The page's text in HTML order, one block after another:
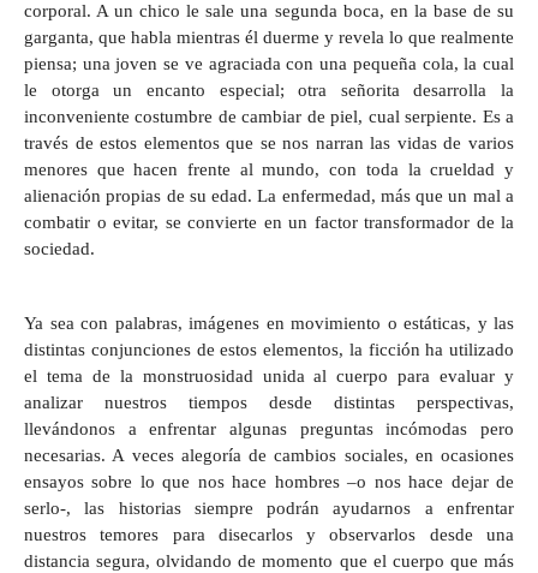
corporal. A un chico le sale una segunda boca, en la base de su
garganta, que habla mientras él duerme y revela lo que realmente
piensa; una joven se ve agraciada con una pequeña cola, la cual
le otorga un encanto especial; otra señorita desarrolla la
inconveniente costumbre de cambiar de piel, cual serpiente. Es a
través de estos elementos que se nos narran las vidas de varios
menores que hacen frente al mundo, con toda la crueldad y
alienación propias de su edad. La enfermedad, más que un mal a
combatir o evitar, se convierte en un factor transformador de la
sociedad.
Ya sea con palabras, imágenes en movimiento o estáticas, y las
distintas conjunciones de estos elementos, la ficción ha utilizado
el tema de la monstruosidad unida al cuerpo para evaluar y
analizar nuestros tiempos desde distintas perspectivas,
llevándonos a enfrentar algunas preguntas incómodas pero
necesarias. A veces alegoría de cambios sociales, en ocasiones
ensayos sobre lo que nos hace hombres –o nos hace dejar de
serlo-, las historias siempre podrán ayudarnos a enfrentar
nuestros temores para disecarlos y observarlos desde una
distancia segura, olvidando de momento que el cuerpo que más